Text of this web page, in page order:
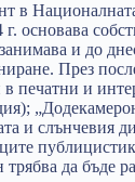
в
основава
и до
През
печатни и
и слънчевия
да бъде